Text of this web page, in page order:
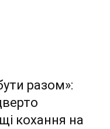
разом»:
кохання на